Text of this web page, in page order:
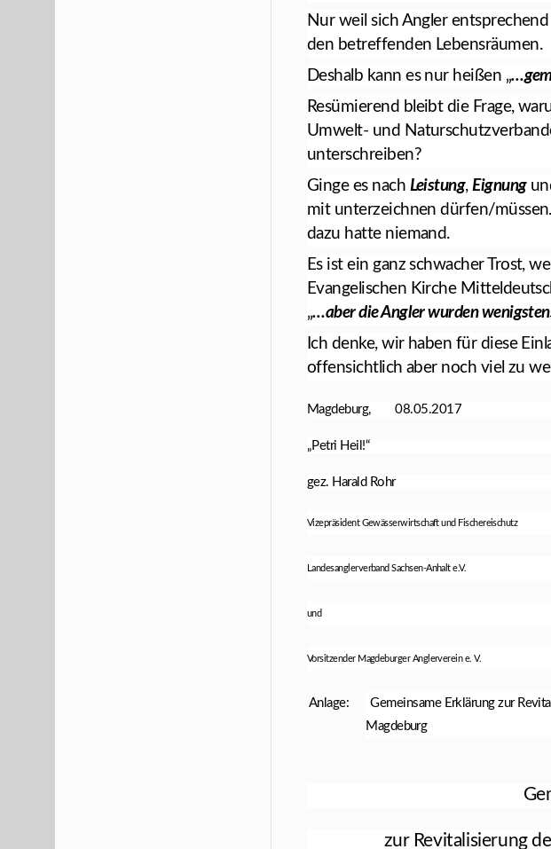
Nur weil sich Angler
den betreffenden Lebensräumen.
Deshalb kann es nur heißen „
Resümierend bleibt die Frage,
Umwelt- und
unterschreiben?
Ginge es nach Leistung,Eignung
mit unterzeichnen dürfen/
dazu hatte niemand.
Es ist ein ganz schwacher Trost,
Evangelischen Kirche
„…aber die Angler wurden
Ich denke, wir haben für diese
offensichtlich aber noch viel zu
Magdeburg, 08.05.2017
„Petri Heil!“
gez. Harald Rohr
Vizepräsident Gewässerwirtschaft und Fischereischutz
Landesanglerverband Sachsen-Anhalt e.V.
und
Vorsitzender Magdeburger Anglerverein e. V.
Anlage: Gemeinsame Erklärung zur
Magdeburg
zur Revitalisierung